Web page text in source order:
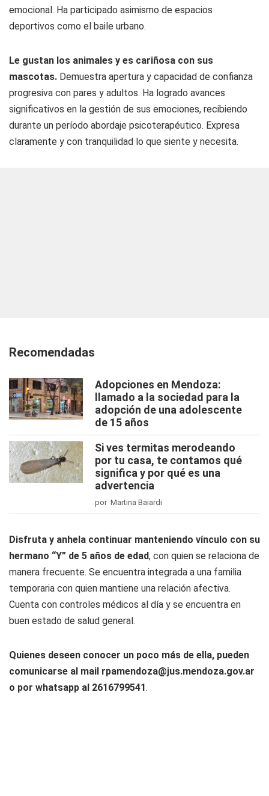
emocional. Ha participado asimismo de espacios
deportivos como el baile urbano.
Le gustan los animales y es cariñosa con sus
mascotas. Demuestra apertura y capacidad de confianza
progresiva con pares y adultos. Ha logrado avances
significativos en la gestión de sus emociones, recibiendo
durante un período abordaje psicoterapéutico. Expresa
claramente y con tranquilidad lo que siente y necesita.
Recomendadas
Adopciones en Mendoza:
llamado a la sociedad para la
adopción de una adolescente
de 15 años
Si ves termitas merodeando
por tu casa, te contamos qué
significa y por qué es una
advertencia
por Martina Baiardi
Disfruta y anhela continuar manteniendo vínculo con su
hermano “Y” de 5 años de edad, con quien se relaciona de
manera frecuente. Se encuentra integrada a una familia
temporaria con quien mantiene una relación afectiva.
Cuenta con controles médicos al día y se encuentra en
buen estado de salud general.
Quienes deseen conocer un poco más de ella, pueden
comunicarse al mail rpamendoza@jus.mendoza.gov.ar
o por whatsapp al 2616799541.